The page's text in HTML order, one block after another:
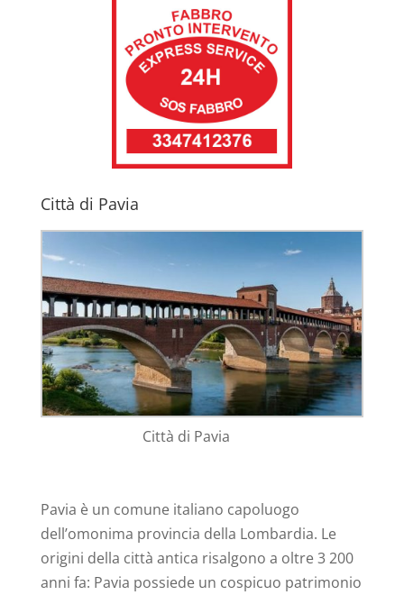
Città di Pavia
Città di Pavia
Pavia è un comune italiano capoluogo
dell’omonima provincia della Lombardia. Le
origini della città antica risalgono a oltre 3 200
anni fa: Pavia possiede un cospicuo patrimonio